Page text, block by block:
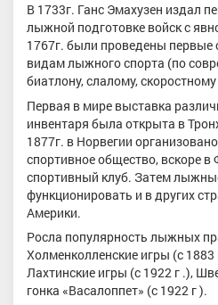
В 1733г. Ганс Эмахузен издал
лыжной подготовке войск с
1767г. были проведены первые
видам лыжного спорта (по
биатлону, слалому,
Первая в мире выставка
инвентаря была открыта в
1877г. в Норвегии
спортивное общество, вскоре
спортивный клуб. Затем
функционировать и в других
Америки.
Росла популярность лыжных
Холменколленские игры (с
Лахтинские игры (с 1922 г .),
гонка «Васалоппет» (с 1922 г ).